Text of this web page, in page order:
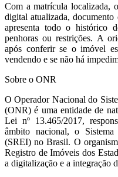
Com a matrícula localizada,
digital atualizada,
apresenta todo o histórico
penhoras ou restrições. A
após conferir se o imóvel
vendendo e se não há
Sobre o ONR
O Operador Nacional do
(ONR) é uma entidade de
Lei nº 13.465/2017,
âmbito nacional, o
(SREI) no Brasil. O
Registro de Imóveis dos
a digitalização e a integração